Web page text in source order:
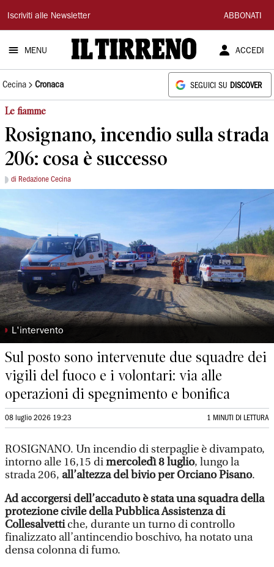
Il
Tirreno
Iscriviti alle Newsletter ABBONATI
MENU ACCEDI
Cecina Cronaca SEGUICI SU DISCOVER
Le fiamme
Rosignano, incendio sulla strada
206: cosa è successo
di Redazione Cecina
◗ L'intervento
Sul posto sono intervenute due squadre dei
vigili del fuoco e i volontari: via alle
operazioni di spegnimento e bonifica
08 luglio 2026 19:23 1 MINUTI DI LETTURA
ROSIGNANO. Un incendio di sterpaglie è divampato,
intorno alle 16,15 dimercoledì 8 luglio, lungo la
strada 206, all’altezza del bivio per Orciano Pisano.
Ad accorgersi dell’accaduto è stata una squadra della
protezione civile della Pubblica Assistenza di
Collesalvettiche, durante un turno di controllo
finalizzato all’antincendio boschivo, ha notato una
densa colonna di fumo.